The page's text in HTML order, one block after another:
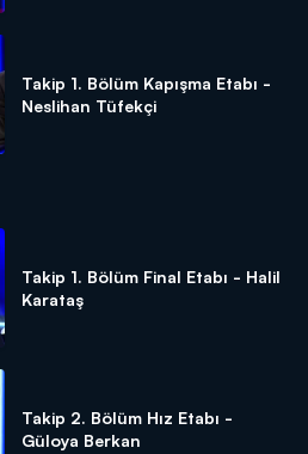
Takip 1. Bölüm Kapışma Etabı -
Neslihan Tüfekçi
Takip 1. Bölüm Final Etabı - Halil
Karataş
Takip 2. Bölüm Hız Etabı -
Güloya Berkan